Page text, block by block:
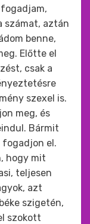
számat, aztán
benne,
Előtte el
csak a
szexel is.
meg, és
Bármit
fogadjon el.
hogy mit
teljesen
azt
szigetén,
szokott